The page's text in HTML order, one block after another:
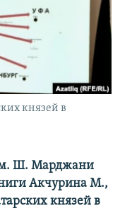
князей в
Ш. Марджани
Акчурина М.,
князей в